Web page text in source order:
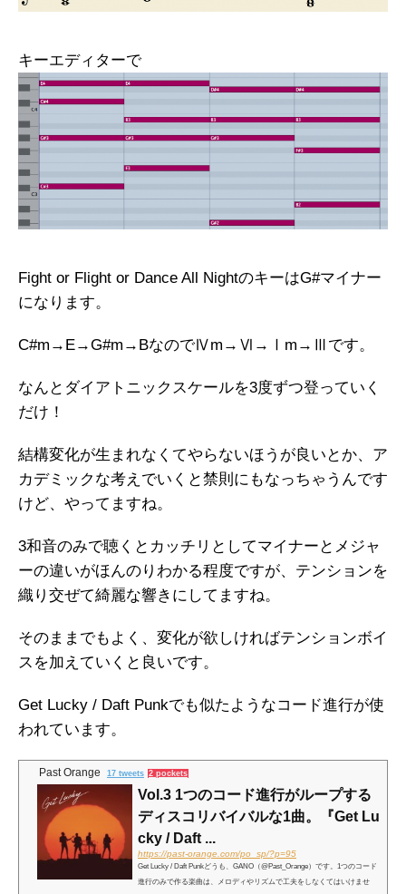
キーエディターで
Fight or Flight or Dance All NightのキーはG#マイナー
になります。
C#m→E→G#m→BなのでⅣm→Ⅵ→Ⅰm→Ⅲです。
なんとダイアトニックスケールを3度ずつ登っていく
だけ！
結構変化が生まれなくてやらないほうが良いとか、ア
カデミックな考えでいくと禁則にもなっちゃうんです
けど、やってますね。
3和音のみで聴くとカッチリとしてマイナーとメジャ
ーの違いがほんのりわかる程度ですが、テンションを
織り交ぜて綺麗な響きにしてますね。
そのままでもよく、変化が欲しければテンションボイ
スを加えていくと良いです。
Get Lucky / Daft Punkでも似たようなコード進行が使
われています。
Past Orange 17 tweets 2 pockets
Vol.3 1つのコード進行がループする
ディスコリバイバルな1曲。『Get Lu
cky / Daft ...
https://past-orange.com/po_sp/?p=95
Get Lucky / Daft Punkどうも、GANO（@Past_Orange）です。1つのコード
進行のみで作る楽曲は、メロディやリズムで工夫をしなくてはいけませ